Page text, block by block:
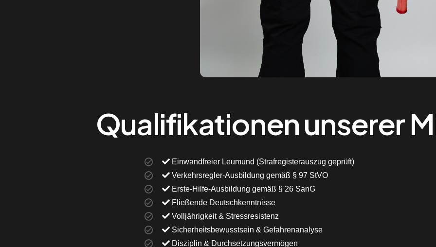
Qualifikationen unserer
Einwandfreier Leumund (Strafregisterauszug geprüft)
Verkehrsregler-Ausbildung gemäß § 97 StVO
Erste-Hilfe-Ausbildung gemäß § 26 SanG
Fließende Deutschkenntnisse
Volljährigkeit & Stressresistenz
Sicherheitsbewusstsein & Gefahrenanalyse
Disziplin & Durchsetzungsvermögen